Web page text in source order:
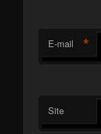
E-mail *
Site